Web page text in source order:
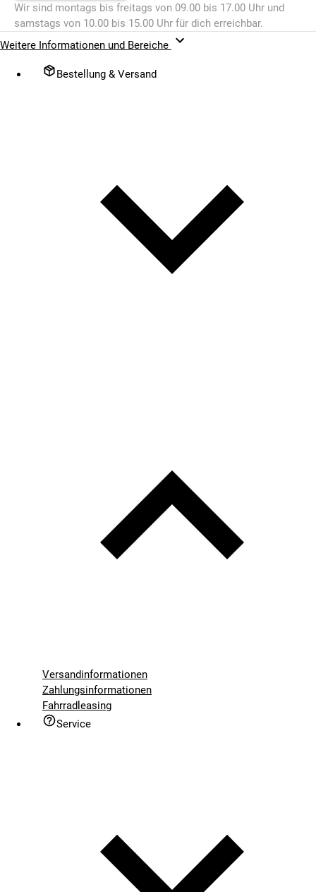
Wir sind montags bis freitags von 09.00 bis 17.00 Uhr und
samstags von 10.00 bis 15.00 Uhr für dich erreichbar.
Weitere Informationen und Bereiche
Bestellung & Versand
Versandinformationen
Zahlungsinformationen
Fahrradleasing
Service